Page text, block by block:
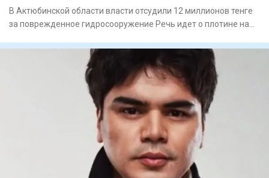
В Актюбинской области власти отсудили 12 миллионов тенге
за поврежденное гидросооружение Речь идет о плотине на